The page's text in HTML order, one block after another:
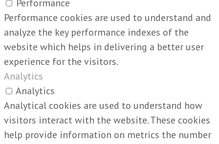
Performance
Performance cookies are used to understand and
analyze the key performance indexes of the
website which helps in delivering a better user
experience for the visitors.
Analytics
Analytics
Analytical cookies are used to understand how
visitors interact with the website. These cookies
help provide information on metrics the number